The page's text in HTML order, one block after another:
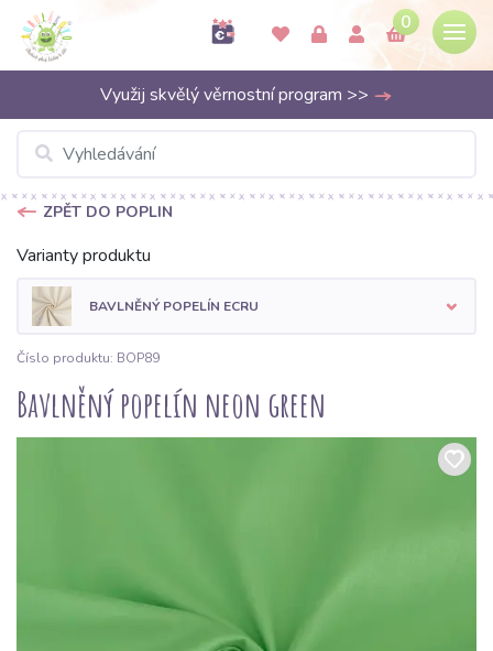
0
Využij skvělý věrnostní program >>
ZPĚT DO POPLIN
Varianty produktu
BAVLNĚNÝ POPELÍN ECRU
Číslo produktu: BOP89
Bavlněný popelín neon green